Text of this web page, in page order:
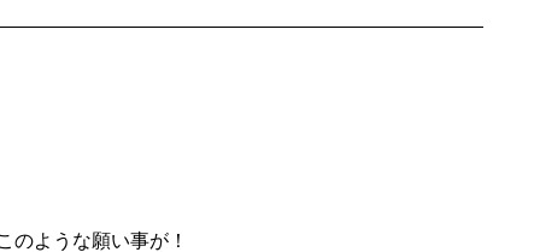
のような願い事が！